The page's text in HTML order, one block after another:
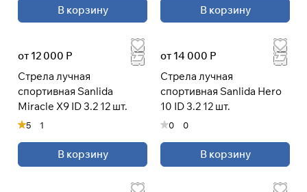
В корзину В корзину
от 12 000 Р
Стрела лучная
спортивная Sanlida
Miracle X9 ID 3.2 12 шт.
5 1
В корзину
от 14 000 Р
Стрела лучная
спортивная Sanlida Hero
10 ID 3.2 12 шт.
0 0
В корзину
Подробнее
об оплате Плайтом
25
Остались вопросы?
8 800 302-02-51
plait.ru